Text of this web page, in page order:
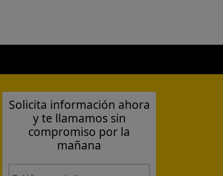
Solicita información ahora
y te llamamos sin
compromiso por la
mañana